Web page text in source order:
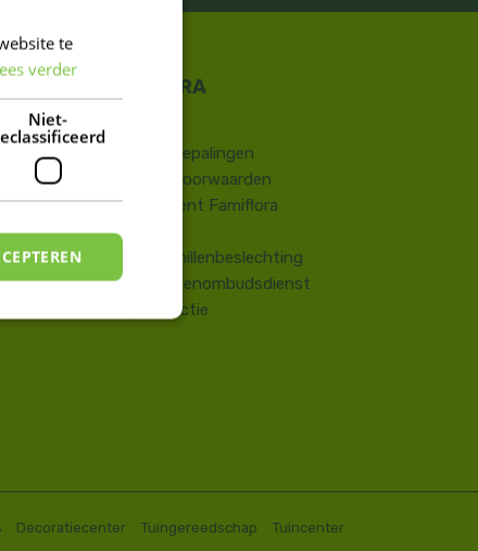
Contact
​Wettelijke bepalingen
Algemene voorwaarden
Huisreglement Famiflora
Vragen
Onlinegeschillenbeslechting
Consumentenombudsdienst
Terugroepactie
Decoratiecenter Tuingereedschap Tuincenter
te
verder
Niet-